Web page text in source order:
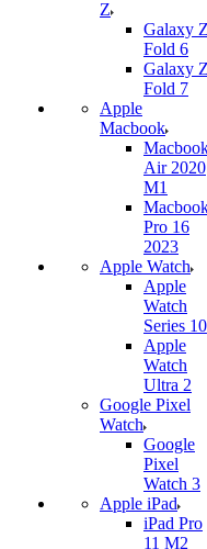
Z
Galaxy Z
Fold 6
Galaxy Z
Fold 7
Apple
Macbook
Air 2020
M1
Pro 16
2023
Apple Watch
Apple
Watch
Series 10
Apple
Watch
Ultra 2
Google Pixel
Watch
Google
Pixel
Watch 3
Apple iPad
iPad Pro
11 M2